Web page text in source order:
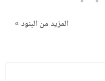
المزيد من البنود »